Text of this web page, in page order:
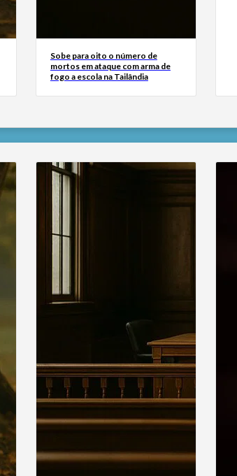
Sobe para oito o número de
mortos em ataque com arma de
fogo a escola na Tailândia